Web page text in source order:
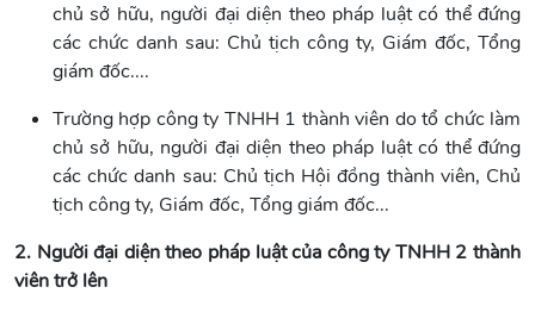
chủ sở hữu, người đại diện theo pháp luật có thể đứng
các chức danh sau: Chủ tịch công ty, Giám đốc, Tổng
giám đốc....
Trường hợp công ty TNHH 1 thành viên do tổ chức làm
chủ sở hữu, người đại diện theo pháp luật có thể đứng
các chức danh sau: Chủ tịch Hội đồng thành viên, Chủ
tịch công ty, Giám đốc, Tổng giám đốc...
2. Người đại diện theo pháp luật của công ty TNHH 2 thành
viên trở lên